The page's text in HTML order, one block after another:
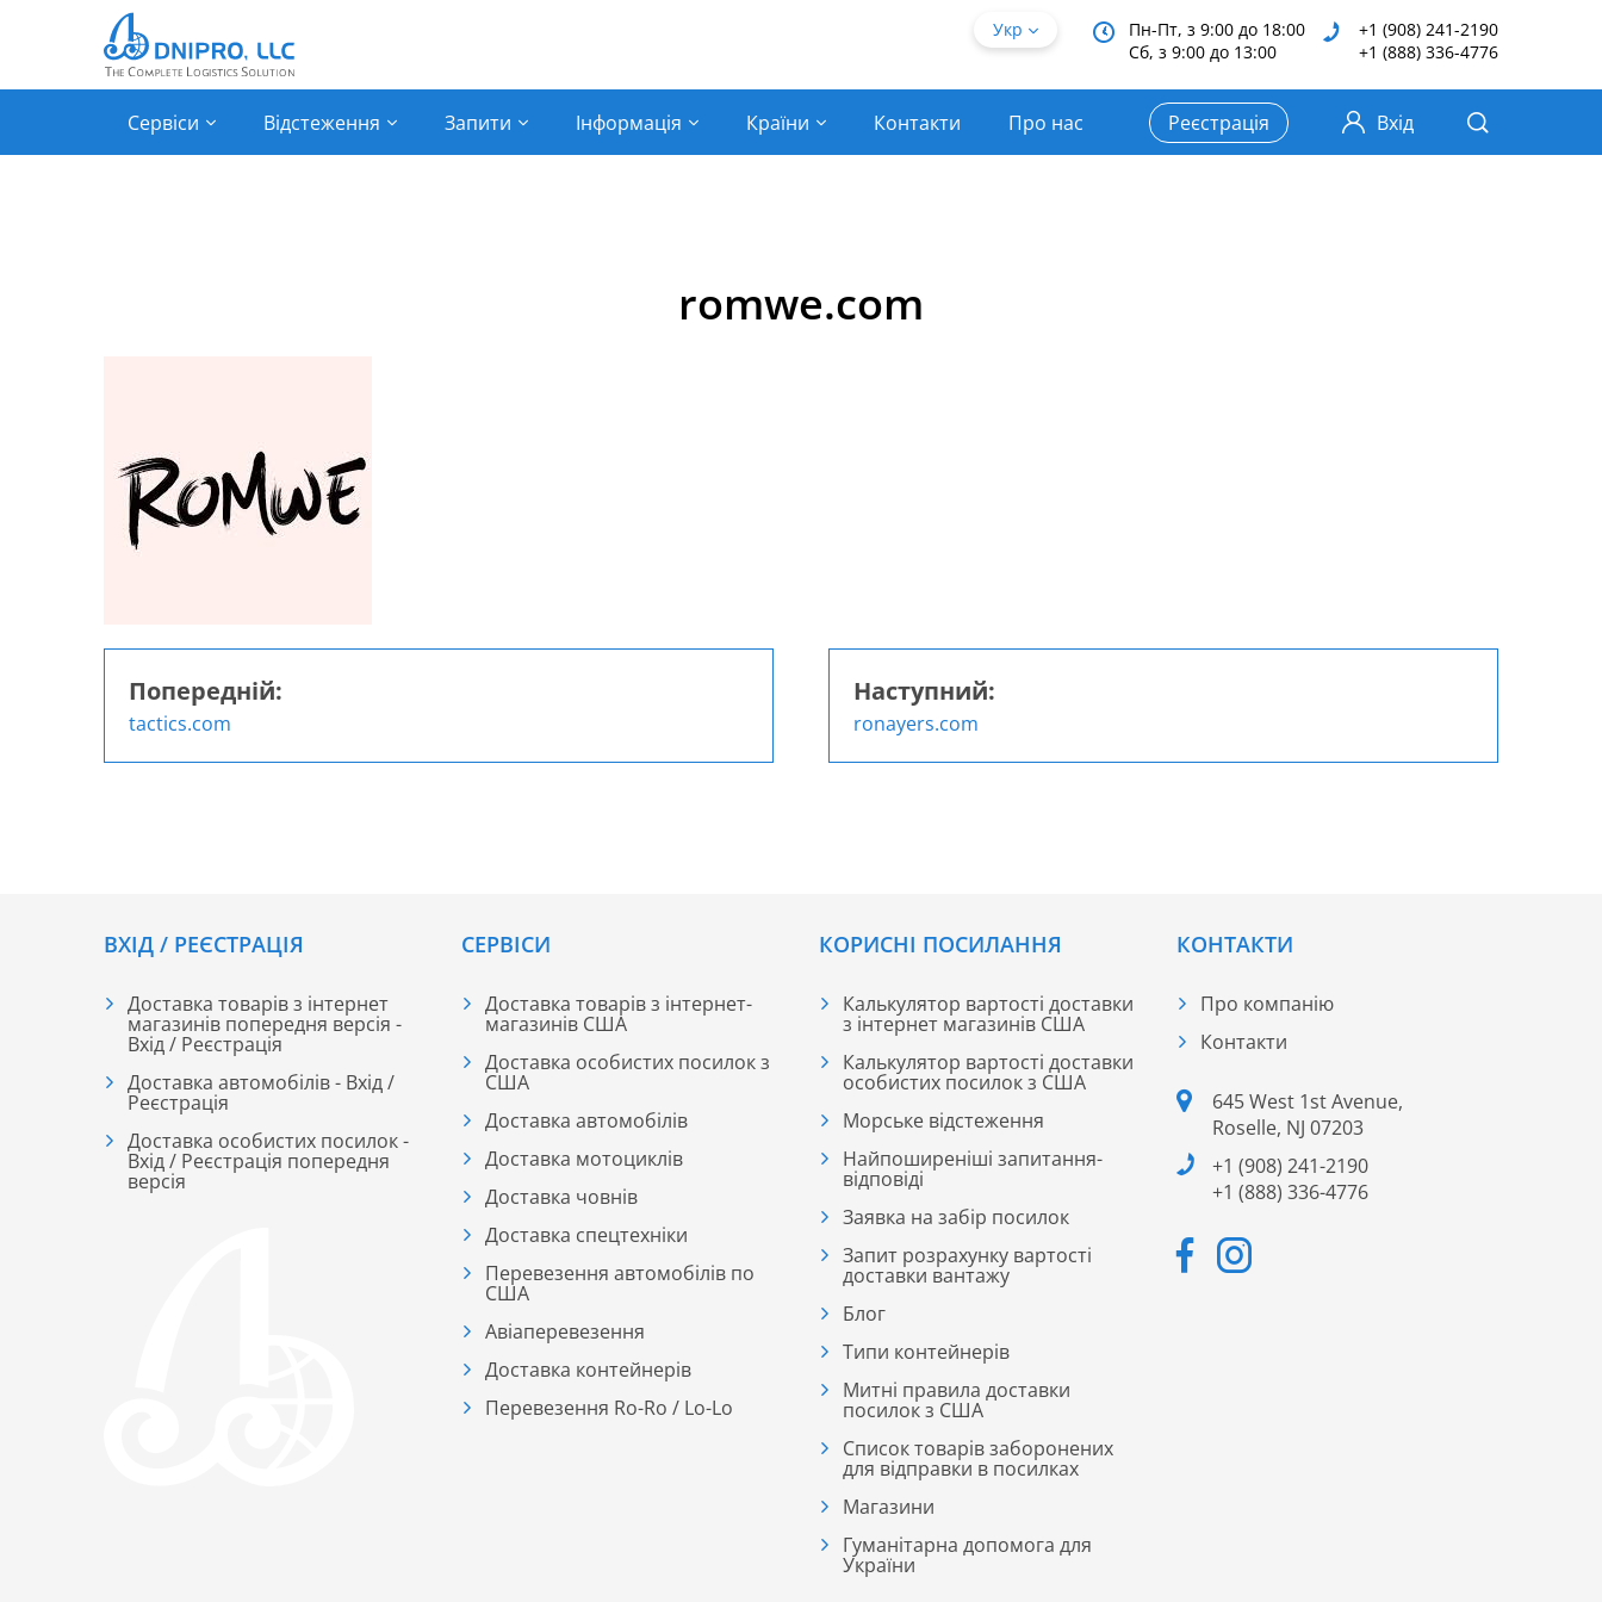
romwe.com
Навігація
Попередній:
tactics.com
Наступний:
ronayers.com
Укр
Пн-Пт, з 9:00 до 18:00
Сб, з 9:00 до 13:00
+1 (908) 241-2190
+1 (888) 336-4776
Сервіси Відстеження Запити Інформація Країни Контакти Про нас Реєстрація Вхід
ВХІД / РЕЄСТРАЦІЯ
Доставка товарів з інтернет
магазинів попередня версія -
Вхід / Реєстрація
Доставка автомобілів - Вхід /
Реєстрація
Доставка особистих посилок -
Вхід / Реєстрація попередня
версія
CЕРВІСИ
Доставка товарів з інтернет-
магазинів США
Доставка особистих посилок з
США
Доставка автомобілів
Доставка мотоциклів
Доставка човнів
Доставка спецтехніки
Перевезення автомобілів по
США
Авіаперевезення
Доставка контейнерів
Перевезення Ro-Ro / Lo-Lo
КОРИСНІ ПОСИЛАННЯ
Калькулятор вартості доставки
з інтернет магазинів США
Калькулятор вартості доставки
особистих посилок з США
Морське відстеження
Найпоширеніші запитання-
відповіді
Заявка на забір посилок
Запит розрахунку вартості
доставки вантажу
Блог
Типи контейнерів
Митні правила доставки
посилок з США
Список товарів заборонених
для відправки в посилках
Магазини
Гуманітарна допомога для
України
КОНТАКТИ
Про компанію
Контакти
645 West 1st Avenue,
Roselle, NJ 07203
+1 (908) 241-2190
+1 (888) 336-4776